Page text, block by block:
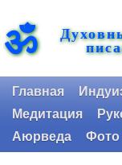
ॐ
Главная
Медитация
Аюрведа
Фото